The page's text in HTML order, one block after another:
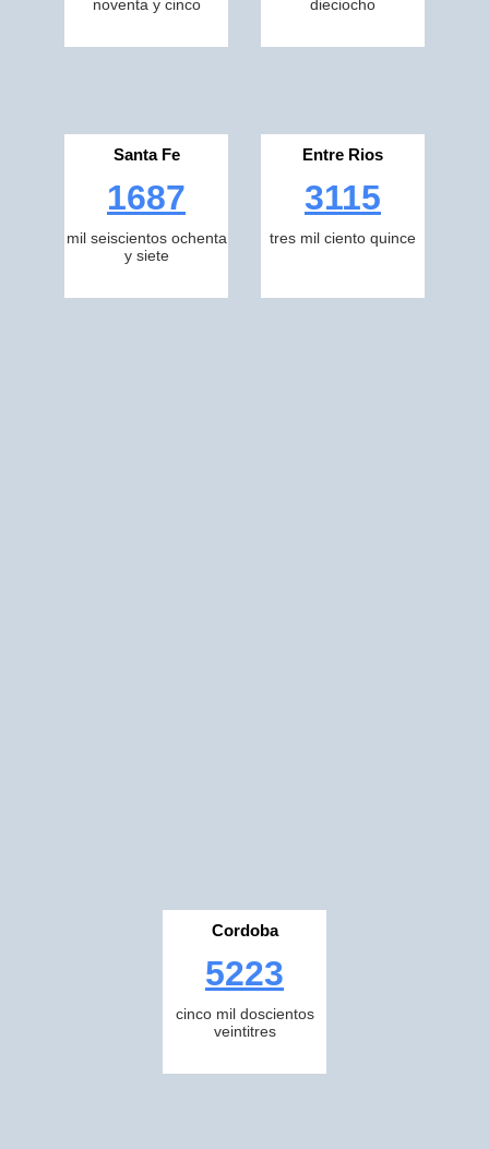
noventa y cinco
dieciocho
Santa Fe
1687
mil seiscientos ochenta
y siete
Entre Rios
3115
tres mil ciento quince
Cordoba
5223
cinco mil doscientos
veintitres